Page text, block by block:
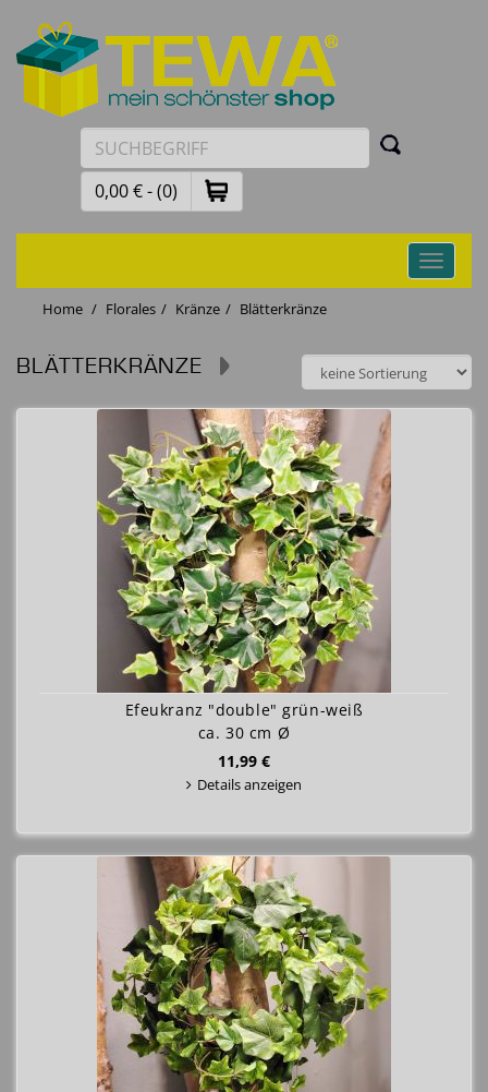
0,00 € - (0)
Toggle
Home
Florales Kränze Blätterkränze
BLÄTTERKRÄNZE
Efeukranz "double" grün-weiß
ca. 30 cm Ø
11,99 €
Details anzeigen